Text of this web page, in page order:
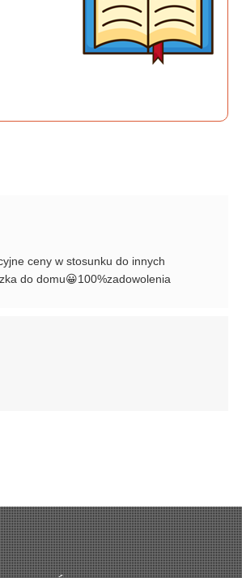
ceny w stosunku do innych
do domu😀100%zadowolenia